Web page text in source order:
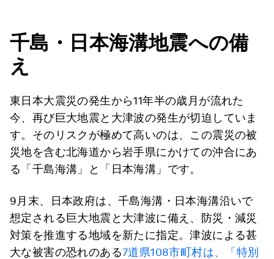
千島・日本海溝地震への備
え
東日本大震災の発生から11年半の歳月が流れた
今、再び巨大地震と大津波の発生が切迫していま
す。そのリスクが極めて高いのは、この震災の被
災地を含む北海道から岩手県にかけての沖合にあ
る「千島海溝」と「日本海溝」です。
9月末、日本政府は、千島海溝・日本海溝沿いで
想定される巨大地震と大津波に備え、防災・減災
対策を推進する地域を新たに指定。津波による甚
大な被害の恐れのある7道県108市町村は、「特別